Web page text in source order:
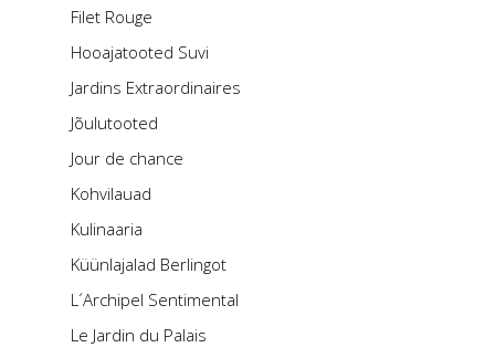
Filet Rouge
Hooajatooted Suvi
Jardins Extraordinaires
Jõulutooted
Jour de chance
Kohvilauad
Kulinaaria
Küünlajalad Berlingot
L´Archipel Sentimental
Le Jardin du Palais